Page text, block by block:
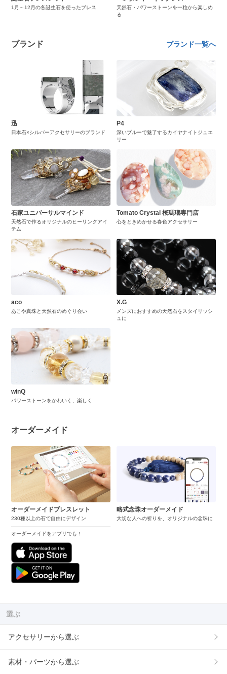
1月～12月の各誕生石を使ったブレス
天然石・パワーストーンを一粒から楽しめ
る
ブランド ブランド一覧へ
迅
日本石×シルバーアクセサリーのブランド
P4
深いブルーで魅了するカイヤナイトジュエ
リー
石家ユニバーサルマインド
天然石で作るオリジナルのヒーリングアイ
テム
Tomato Crystal 桜瑪瑙専門店
心をときめかせる春色アクセサリー
aco
あこや真珠と天然石のめぐり会い
X.G
メンズにおすすめの天然石をスタイリッシ
ュに
winQ
パワーストーンをかわいく、楽しく
オーダーメイド
オーダーメイドブレスレット
230種以上の石で自由にデザイン
オーダーメイドをアプリでも！
略式念珠オーダーメイド
大切な人への祈りを、オリジナルの念珠に
選ぶ
アクセサリーから選ぶ
素材・パーツから選ぶ